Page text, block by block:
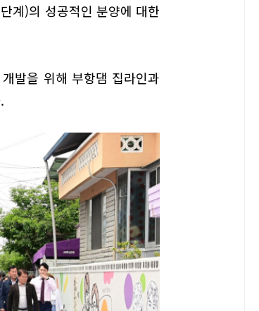
계)의 성공적인 분양에 대한
발을 위해 부항댐 집라인과